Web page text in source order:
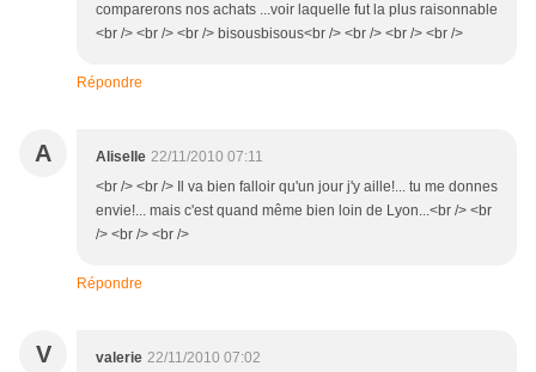
comparerons nos achats ...voir laquelle fut la plus raisonnable
<br /> <br /> <br /> bisousbisous<br /> <br /> <br /> <br />
Répondre
A Aliselle 22/11/2010 07:11
<br /> <br /> Il va bien falloir qu'un jour j'y aille!... tu me donnes
envie!... mais c'est quand même bien loin de Lyon...<br /> <br
/> <br /> <br />
Répondre
V valerie 22/11/2010 07:02